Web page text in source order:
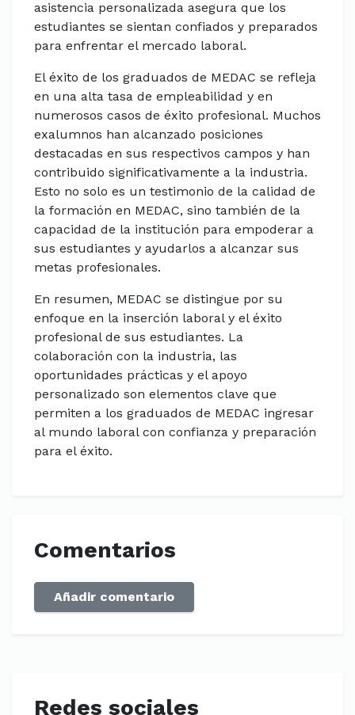
asistencia personalizada asegura que los
estudiantes se sientan confiados y preparados
para enfrentar el mercado laboral.
El éxito de los graduados de MEDAC se refleja
en una alta tasa de empleabilidad y en
numerosos casos de éxito profesional. Muchos
exalumnos han alcanzado posiciones
destacadas en sus respectivos campos y han
contribuido significativamente a la industria.
Esto no solo es un testimonio de la calidad de
la formación en MEDAC, sino también de la
capacidad de la institución para empoderar a
sus estudiantes y ayudarlos a alcanzar sus
metas profesionales.
En resumen, MEDAC se distingue por su
enfoque en la inserción laboral y el éxito
profesional de sus estudiantes. La
colaboración con la industria, las
oportunidades prácticas y el apoyo
personalizado son elementos clave que
permiten a los graduados de MEDAC ingresar
al mundo laboral con confianza y preparación
para el éxito.
Comentarios
Añadir comentario
Redes sociales